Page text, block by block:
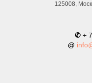
125008,
✆ +
@